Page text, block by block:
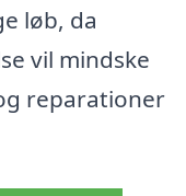
løb, da
vil mindske
reparationer